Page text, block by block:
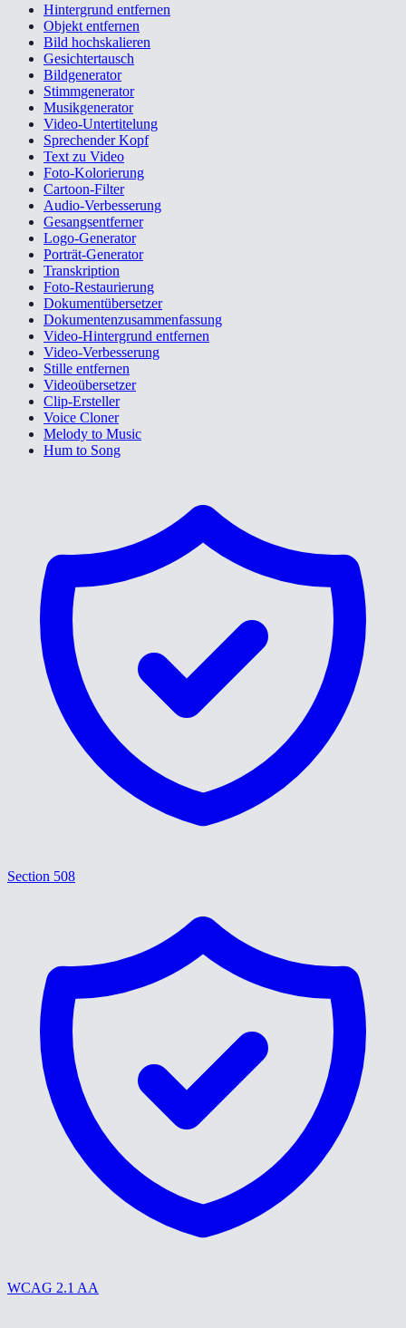
Hintergrund entfernen
Objekt entfernen
Bild hochskalieren
Gesichtertausch
Bildgenerator
Stimmgenerator
Musikgenerator
Video-Untertitelung
Sprechender Kopf
Text zu Video
Foto-Kolorierung
Cartoon-Filter
Audio-Verbesserung
Gesangsentferner
Logo-Generator
Porträt-Generator
Transkription
Foto-Restaurierung
Dokumentübersetzer
Dokumentenzusammenfassung
Video-Hintergrund entfernen
Video-Verbesserung
Stille entfernen
Videoübersetzer
Clip-Ersteller
Voice Cloner
Melody to Music
Hum to Song
Section 508
WCAG 2.1 AA